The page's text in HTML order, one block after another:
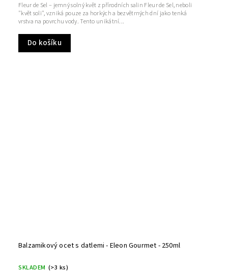
Do košíku
Fleur de Sel – jemný solný květ z přírodních salin Fleur de Sel, neboli
"květ soli", vzniká pouze za horkých a bezvětrných dní jako tenká
vrstva na povrchu vody. Tento unikátní...
Balzamikový ocet s datlemi - Eleon Gourmet - 250ml
SKLADEM (>3 ks)